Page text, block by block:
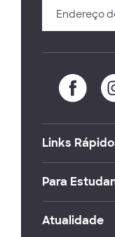
Links
Para
Atualidade